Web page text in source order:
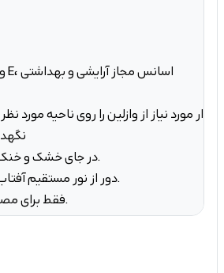
وازلین، ویتامین E، اسانس مجاز آرایشی و بهداشتی
در جای خشک و خنک نگهداری شود.
دور از نور مستقیم آفتاب نگهداری شود.
فقط برای مصرف خارجی است.